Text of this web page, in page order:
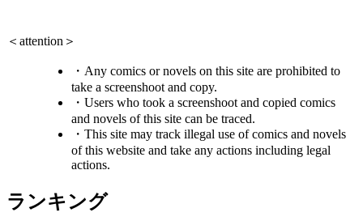
＜attention＞
・Any comics or novels on this site are prohibited to
take a screenshoot and copy.
・Users who took a screenshoot and copied comics
and novels of this site can be traced.
・This site may track illegal use of comics and novels
of this website and take any actions including legal
actions.
ランキング